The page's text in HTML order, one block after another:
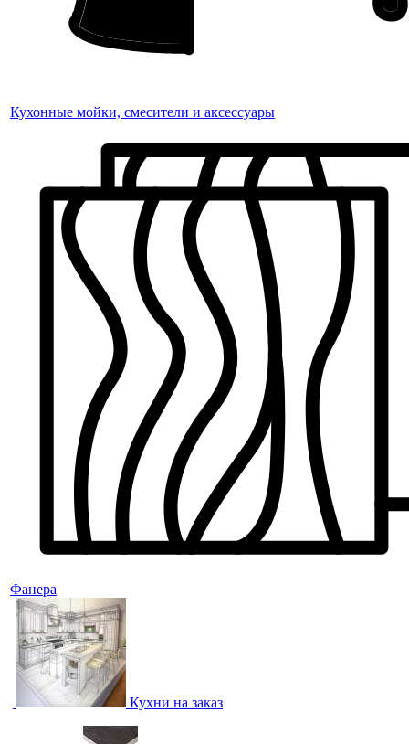
Кухонные мойки, смесители и аксессуары
Фанера
Кухни на заказ